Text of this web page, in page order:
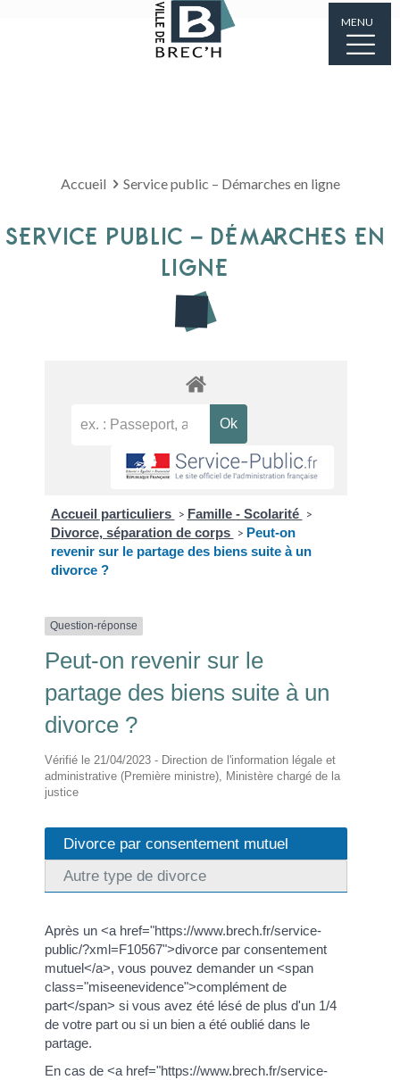
MENU
Accueil Service public – Démarches en ligne
SERVICE PUBLIC – DÉMARCHES EN
LIGNE
Accueil particuliers > Famille - Scolarité >
Divorce, séparation de corps > Peut-on
revenir sur le partage des biens suite à un
divorce ?
Question-réponse
Peut-on revenir sur le
partage des biens suite à un
divorce ?
Vérifié le 21/04/2023 - Direction de l'information légale et
administrative (Première ministre), Ministère chargé de la
justice
Divorce par consentement mutuel
Autre type de divorce
Après un <a href="https://www.brech.fr/service-
public/?xml=F10567">divorce par consentement
mutuel</a>, vous pouvez demander un <span
class="miseenevidence">complément de
part</span> si vous avez été lésé de plus d'un 1/4
de votre part ou si un bien a été oublié dans le
partage.
En cas de <a href="https://www.brech.fr/service-